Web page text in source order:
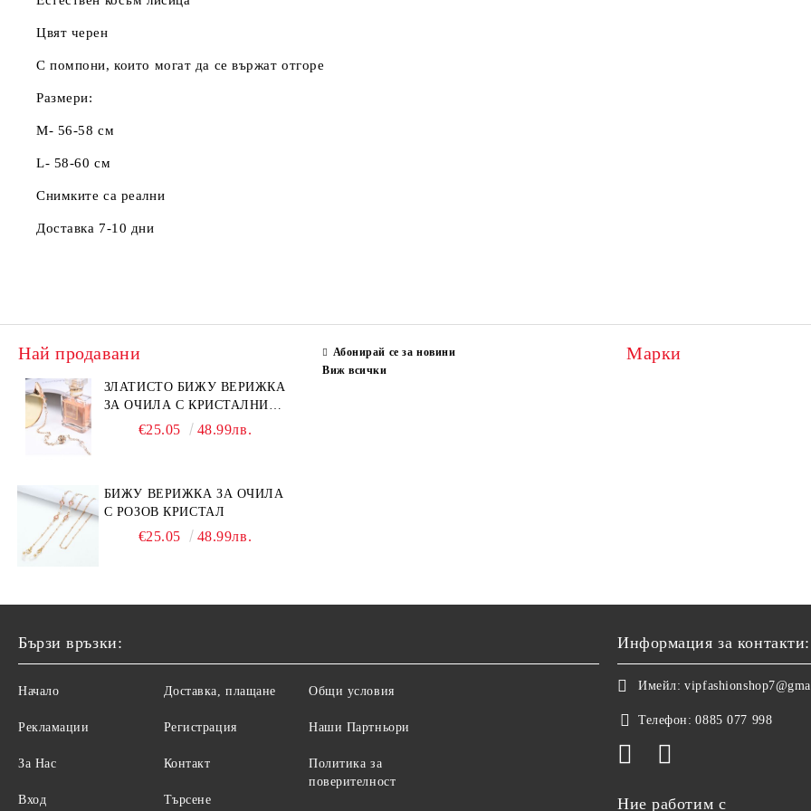
Цвят черен
С помпони, които могат да се вържат отгоре
Размери:
M- 56-58 см
L- 58-60 см
Снимките са реални
Доставка 7-10 дни
Най продавани
ЗЛАТИСТО БИЖУ ВЕРИЖКА
ЗА ОЧИЛА С КРИСТАЛНИ
КАМЪНИ И ПЕРЛИ
€25.05 48.99лв.
БИЖУ ВЕРИЖКА ЗА ОЧИЛА
С РОЗОВ КРИСТАЛ
€25.05 48.99лв.
Абонирай се за новини
Виж всички
Марки
Бързи връзки:
Начало
Рекламации
За Нас
Вход
Доставка, плащане
Регистрация
Контакт
Търсене
Общи условия
Наши Партньори
Политика за
поверителност
Информация за контакти:
Имейл:
Телефон: 0885 077 998
Ние работим с